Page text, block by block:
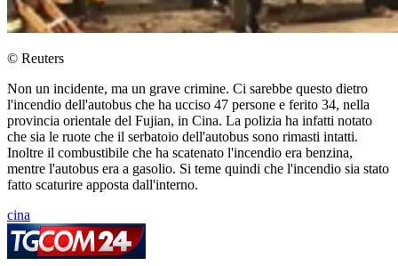
© Reuters
Non un incidente, ma un grave crimine. Ci sarebbe questo dietro
l'incendio dell'autobus che ha ucciso 47 persone e ferito 34, nella
provincia orientale del Fujian, in Cina. La polizia ha infatti notato
che sia le ruote che il serbatoio dell'autobus sono rimasti intatti.
Inoltre il combustibile che ha scatenato l'incendio era benzina,
mentre l'autobus era a gasolio. Si teme quindi che l'incendio sia stato
fatto scaturire apposta dall'interno.
cina